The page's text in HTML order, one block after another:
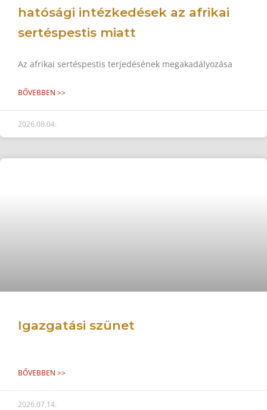
hatósági intézkedések az afrikai
sertéspestis miatt
Az afrikai sertéspestis terjedésének megakadályozása
BŐVEBBEN >>
2026.08.04.
Igazgatási szünet
BŐVEBBEN >>
2026.07.14.